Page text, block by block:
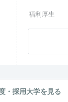
福利厚生
社員・管理職
社風・文化
・採用大学を見る